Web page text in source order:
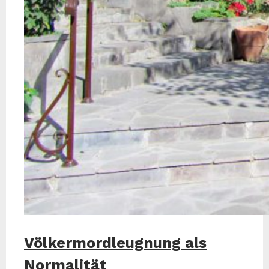
Völkermordleugnung als
Normalität